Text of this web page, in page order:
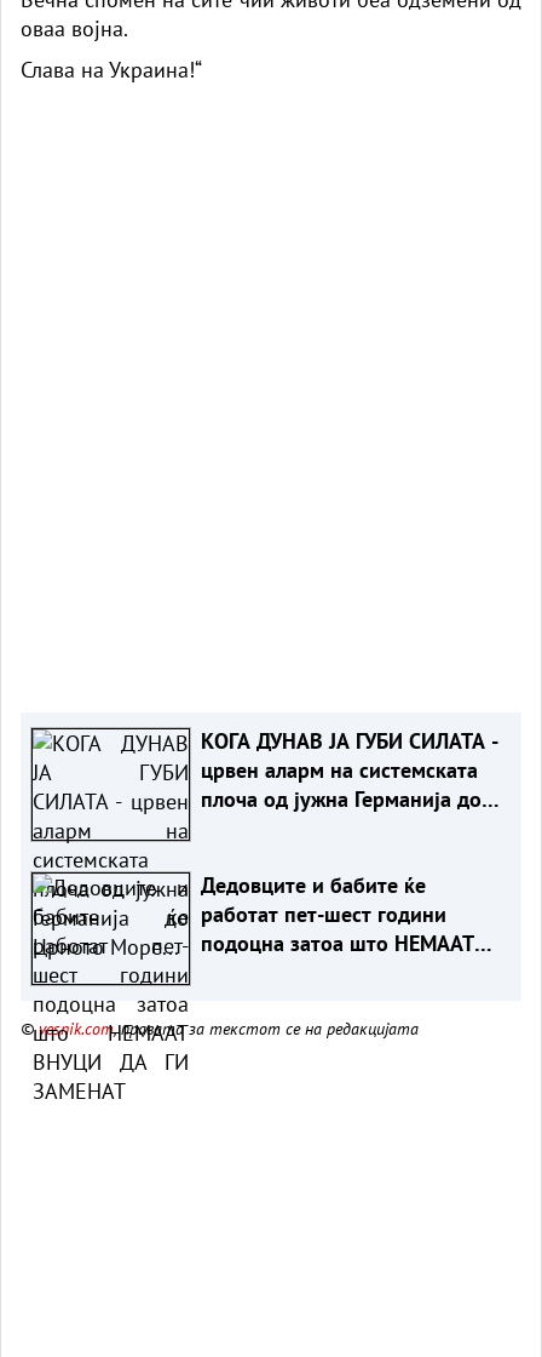
оваа војна.
Слава на Украина!“
КОГА ДУНАВ ЈА ГУБИ СИЛАТА -
црвен аларм на системската
плоча од јужна Германија до
Дедовците и бабите ќе
работат пет-шест години
подоцна затоа што НЕМААТ
©vesnik.com, правата за текстот се на редакцијата